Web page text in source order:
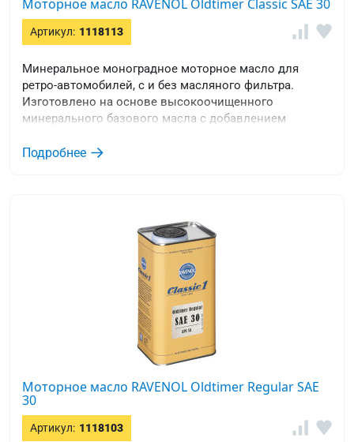
Моторное масло RAVENOL Oldtimer Classic SAE 30
Артикул: 1118113
Минеральное моноградное моторное масло для
ретро-автомобилей, с и без масляного фильтра.
Изготовлено на основе высокоочищенного
минерального базового масла с добавлением
Подробнее
Моторное масло RAVENOL Oldtimer Regular SAE
30
Артикул: 1118103